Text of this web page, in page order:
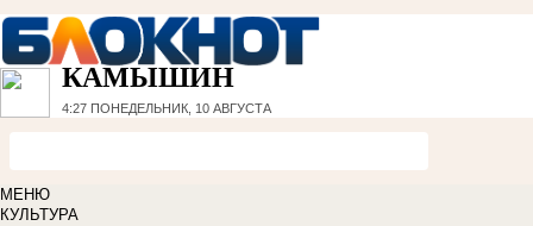
КАМЫШИН
4:27 ПОНЕДЕЛЬНИК, 10 АВГУСТА
МЕНЮ
КУЛЬТУРА